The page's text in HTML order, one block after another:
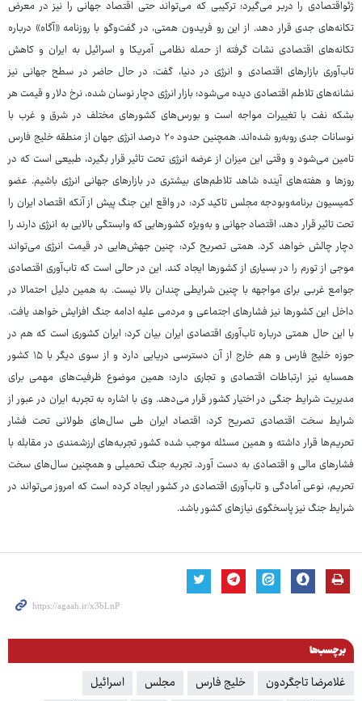
ژئواقتصادی را دربر می‌گیرد؛ ترکیبی که می‌تواند حتی اقتصاد جهانی را نیز در معرض
تکانه‌های جدی قرار دهد. از این رو فریدون همتی، در گفت‌وگو با روزنامه «آگاه» درباره
تکانه‌های اقتصادی نشات گرفته از حمله نظامی آمریکا و اسرائیل به ایران و کاهش
تاب‌آوری بازارهای اقتصادی و انرژی در دنیا، گفت: در حال حاضر در سطح جهانی نیز
نشانه‌های تلاطم اقتصادی دیده می‌شود؛ بازار انرژی دچار نوسان شده، نرخ دلار و قیمت هر
بشکه نفت با تغییرات مواجه است و بورس‌های کشورهای مختلف در شرق و غرب با
نوسانات جدی روبه‌رو شده‌اند. همچنین حدود ۲۰ درصد انرژی جهان از منطقه خلیج فارس
تامین می‌شود و وقتی این میزان از عرضه انرژی تحت تاثیر قرار بگیرد، طبیعی است که در
روزها و هفته‌های آینده شاهد تلاطم‌های بیشتری در بازارهای جهانی انرژی باشیم. عضو
کمیسیون برنامه‌وبودجه مجلس تاکید کرد: در واقع این جنگ پیش از آنکه اقتصاد ایران را
تحت تاثیر قرار دهد، اقتصاد جهانی و به‌ویژه کشورهایی که وابستگی بالایی به انرژی دارند را
دچار چالش خواهد کرد. همتی تصریح کرد: چنین جهش‌هایی در قیمت انرژی می‌تواند
موجی از تورم را در بسیاری از کشورها ایجاد کند. این در حالی است که تاب‌آوری اقتصادی
جوامع غربی برای مواجهه با چنین شرایطی چندان بالا نیست. به همین دلیل احتمالا در
داخل این کشورها نیز فشارهای اجتماعی و مردمی علیه ادامه جنگ افزایش خواهد یافت.
با این حال همتی درباره تاب‌آوری اقتصادی ایران بیان کرد: ایران کشوری است که هم در
حوزه خلیج فارس و هم خارج از آن دسترسی دریایی دارد و از سوی دیگر با ۱۵ کشور
همسایه نیز ارتباطات اقتصادی و تجاری دارد؛ همین موضوع ظرفیت‌های مهمی برای
مدیریت شرایط جنگی در اختیار کشور قرار می‌دهد. وی با اشاره به تجربه ایران در عبور از
شرایط سخت اقتصادی تصریح کرد: اقتصاد ایران طی سال‌های طولانی تحت فشار
تحریم‌ها قرار داشته و همین مسئله موجب شده کشور تجربه‌های ارزشمندی در مقابله با
فشارهای مالی و اقتصادی به دست آورد. تجربه جنگ تحمیلی و همچنین سال‌های سخت
تحریم، نوعی آمادگی و تاب‌آوری اقتصادی در کشور ایجاد کرده است که امروز می‌تواند در
شرایط جنگ نیز پاسخگوی نیازهای کشور باشد.
برچسب‌ها
غلامرضا تاجگردون خلیج فارس‌ مجلس
اسرائیل